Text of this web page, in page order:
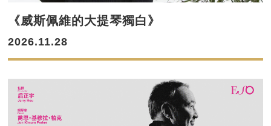
《威斯佩維的大提琴獨白》
2026.11.28